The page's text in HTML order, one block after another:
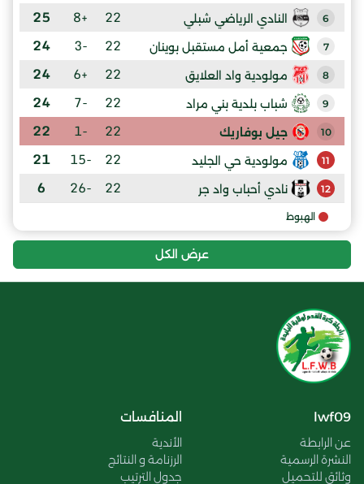
6 النادي الرياضي شبلي 22
+8
25
7 جمعية أمل مستقبل بوينان 22
-3
24
8 مولودية واد العلايق 22
+6
24
9 شباب بلدية بني مراد 22
-7
24
10 جيل بوفاريك 22
-1
22
11 مولودية حي الجليد 22
-15
21
12 نادي أحباب واد جر 22
-26
6
الهبوط
عرض الكل
lwf09
عن الرابطة
النشرة الرسمية
وثائق للتحميل
المنافسات
الأندية
الرزنامة و النتائج
جدول الترتيب